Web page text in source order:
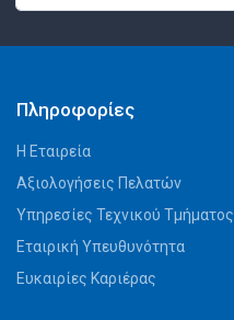
Πληροφορίες
Η Εταιρεία
Αξιολογήσεις Πελατών
Υπηρεσίες Τεχνικού Τμήματος
Εταιρική Υπευθυνότητα
Ευκαιρίες Καριέρας